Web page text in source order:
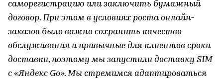
саморегистрацию или заключить бумажный
договор. При этом в условиях роста онлайн-
заказов было важно сохранить качество
обслуживания и привычные для клиентов сроки
доставки, поэтому мы запустили доставку SIM
с «Яндекс Go». Мы стремимся адаптироваться